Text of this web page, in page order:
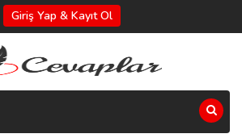
Giriş Yap & Kayıt Ol